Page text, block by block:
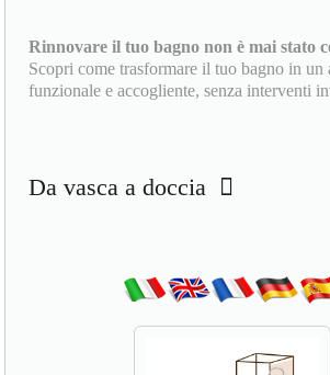
Rinnovare il tuo bagno non è mai stato
Scopri come trasformare il tuo bagno in un
funzionale e accogliente, senza interventi
Da vasca a doccia